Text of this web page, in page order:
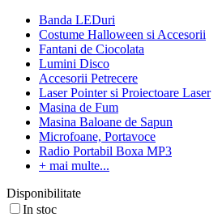
Banda LEDuri
Costume Halloween si Accesorii
Fantani de Ciocolata
Lumini Disco
Accesorii Petrecere
Laser Pointer si Proiectoare Laser
Masina de Fum
Masina Baloane de Sapun
Microfoane, Portavoce
Radio Portabil Boxa MP3
+ mai multe...
Disponibilitate
In stoc